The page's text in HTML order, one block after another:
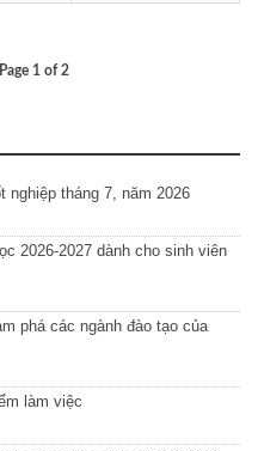
Page 1 of 2
nghiệp tháng 7, năm 2026
2026-2027 dành cho sinh viên
phá các ngành đào tạo của
làm việc